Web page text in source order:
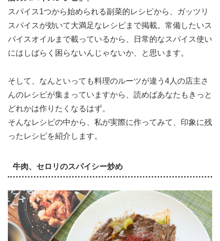
スパイス1つから始められる副菜的レシピから、ガッツリ
スパイスが効いて大満足なレシピまで掲載。常備したいス
パイスオイルまで載っているから、日常的なスパイス使い
にはしばらく困らないんじゃないか、と思います。
そして、なんといっても料理のルーツが違う4人の店主さ
んのレシピが集まっていますから、読めばあなたもきっと
どれかは作りたくなるはず。
そんなレシピの中から、私が実際に作ってみて、印象に残
ったレシピを紹介します。
牛肉、セロリのスパイシー炒め